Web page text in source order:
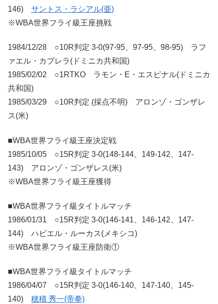
146) サントス・ラシアル(亜)
※WBA世界フライ級王座挑戦
1984/12/28 ○10R判定 3-0(97-95、97-95、98-95) ラフ
ァエル・カブレラ(ドミニカ共和国)
1985/02/02 ○1RTKO ラモン・E・エスピナル(ドミニカ
共和国)
1985/03/29 ○10R判定 (採点不明) アロンゾ・ゴンザレ
ス(米)
■WBA世界フライ級王座決定戦
1985/10/05 ○15R判定 3-0(148-144、149-142、147-
143) アロンゾ・ゴンザレス(米)
※WBA世界フライ級王座獲得
■WBA世界フライ級タイトルマッチ
1986/01/31 ○15R判定 3-0(146-141、146-142、147-
144) ハビエル・ルーカス(メキシコ)
※WBA世界フライ級王座防衛①
■WBA世界フライ級タイトルマッチ
1986/04/07 ○15R判定 3-0(146-140、147-140、145-
140) 穂積 秀一(帝拳)